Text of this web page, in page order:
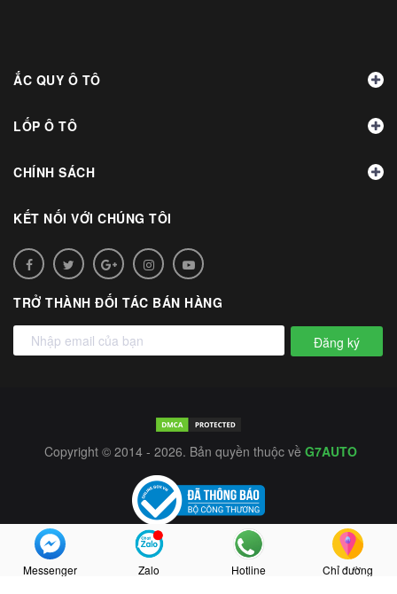
ẮC QUY Ô TÔ
LỐP Ô TÔ
CHÍNH SÁCH
KẾT NỐI VỚI CHÚNG TÔI
TRỞ THÀNH ĐỐI TÁC BÁN HÀNG
Đăng ký
Copyright © 2014 - 2026. Bản quyền thuộc về G7AUTO
Messenger Zalo Hotline Chỉ đường